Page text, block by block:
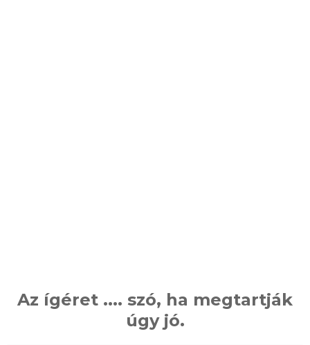
Az ígéret .... szó, ha megtartják
úgy jó.